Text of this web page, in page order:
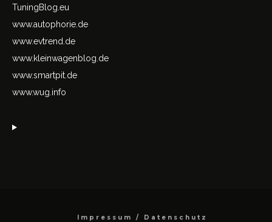
TuningBlog.eu
www.autophorie.de
www.evtrend.de
www.kleinwagenblog.de
www.smartpit.de
www.wug.info
Impressum / Datenschutz